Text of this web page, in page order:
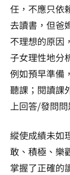
任，不應只依
去讀書，但爸
不理想的原因
子女理性地分
例如預早準備
聽課；閱讀課
上回答/發問問
縱使成績未如
敢、積極、樂
掌握了正確的